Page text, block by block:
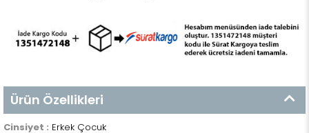
Ürün Özellikleri
Cinsiyet : Erkek Çocuk